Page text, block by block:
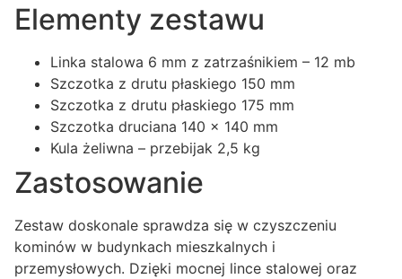
Elementy zestawu
Linka stalowa 6 mm z zatrzaśnikiem – 12 mb
Szczotka z drutu płaskiego 150 mm
Szczotka z drutu płaskiego 175 mm
Szczotka druciana 140 × 140 mm
Kula żeliwna – przebijak 2,5 kg
Zastosowanie
Zestaw doskonale sprawdza się w czyszczeniu
kominów w budynkach mieszkalnych i
przemysłowych. Dzięki mocnej lince stalowej oraz